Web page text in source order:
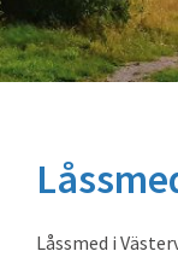
Låssmed i